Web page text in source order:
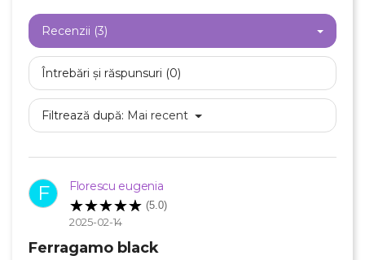
Recenzii (3)
Întrebări și răspunsuri (0)
Filtrează după: Mai recent
F Florescu eugenia
(5.0)
2025-02-14
Ferragamo black
Creeaza o lista de dorinte ×
Numele listei de dorinte